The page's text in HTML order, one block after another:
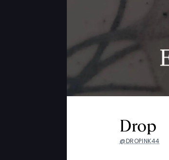
Drop
@DROPINK44